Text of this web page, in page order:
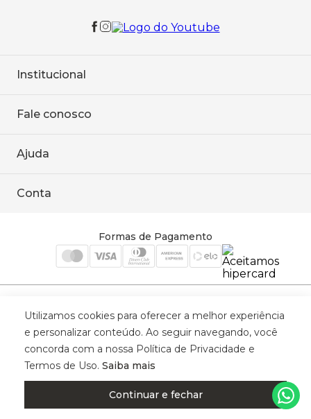
Institucional
Onde encontrar
Baixe o APP
Fale conosco
WhatsApp
Ajuda
Política de entrega
Conta
Cadastre-se
Formas de Pagamento
| CNPJ: 59.907.634/0001-75 | Rua Santa Augusta, 409 - Vila
Utilizamos cookies para oferecer a melhor experiência
e personalizar conteúdo. Ao seguir navegando, você
concorda com a nossa Política de Privacidade e
Termos de Uso. Saiba mais
Continuar e fechar